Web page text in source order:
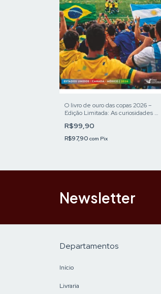
O livro de ouro das copas 2026 –
Edição Limitada: As curiosidades e
espetáculo do esporte mundial.
R$99,90
R$97,90 com Pix
Newsletter
Departamentos
Início
Livraria